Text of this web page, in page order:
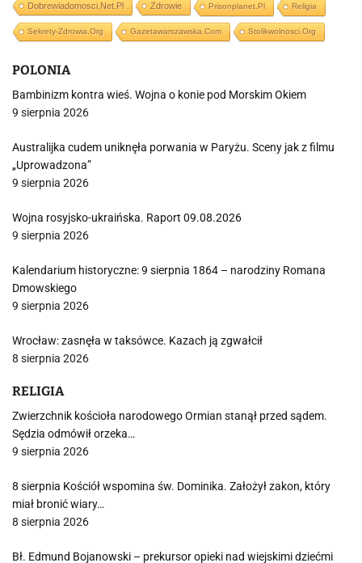
Dobrewiadomosci.net.pl Zdrowie Prisonplanet.pl Religia
Sekrety-Zdrowia.org Gazetawarszawska.com Stolikwolnosci.org
POLONIA
Bambinizm kontra wieś. Wojna o konie pod Morskim Okiem
9 sierpnia 2026
Australijka cudem uniknęła porwania w Paryżu. Sceny jak z filmu
„Uprowadzona”
9 sierpnia 2026
Wojna rosyjsko-ukraińska. Raport 09.08.2026
9 sierpnia 2026
Kalendarium historyczne: 9 sierpnia 1864 – narodziny Romana
Dmowskiego
9 sierpnia 2026
Wrocław: zasnęła w taksówce. Kazach ją zgwałcił
8 sierpnia 2026
RELIGIA
Zwierzchnik kościoła narodowego Ormian stanął przed sądem.
Sędzia odmówił orzeka…
9 sierpnia 2026
8 sierpnia Kościół wspomina św. Dominika. Założył zakon, który
miał bronić wiary…
8 sierpnia 2026
Bł. Edmund Bojanowski – prekursor opieki nad wiejskimi dziećmi